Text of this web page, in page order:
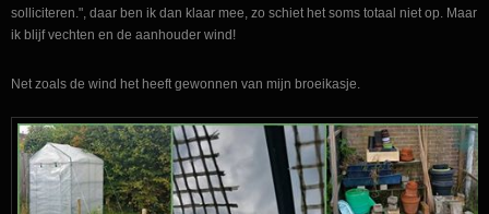
solliciteren.", daar ben ik dan klaar mee, zo schiet het soms totaal niet op. Maar
ik blijf vechten en de aanhouder wind!
Net zoals de wind het heeft gewonnen van mijn broeikasje.